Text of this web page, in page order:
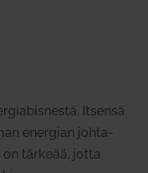
Itsensä
energian joh­ta­
tärkeää, jotta